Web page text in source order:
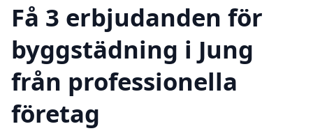
Få 3 erbjudanden för
byggstädning i Jung
från professionella
företag